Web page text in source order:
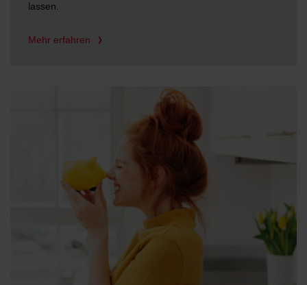
lassen.
Mehr erfahren